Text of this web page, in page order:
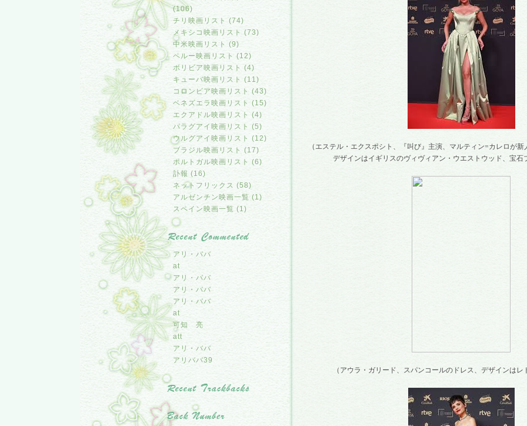
(106)
チリ映画リスト (74)
メキシコ映画リスト (73)
中米映画リスト (9)
ペルー映画リスト (12)
ボリビア映画リスト (4)
キューバ映画リスト (11)
コロンビア映画リスト (43)
ベネズエラ映画リスト (15)
エクアドル映画リスト (4)
パラグアイ映画リスト (5)
ウルグアイ映画リスト (12)
ブラジル映画リスト (17)
ポルトガル映画リスト (6)
訃報 (16)
ネットフリックス (58)
アルゼンチン映画一覧 (1)
スペイン映画一覧 (1)
アリ・ババ
at
アリ・ババ
アリ・ババ
アリ・ババ
at
可知 亮
att
アリ・ババ
アリババ39
（エステル・エクスポシト、『叫び』主演、マルティン=カレロが新
デザインはイギリスのヴィヴィアン・ウエストウッド、宝石
（アウラ・ガリード、スパンコールのドレス、デザインはレ